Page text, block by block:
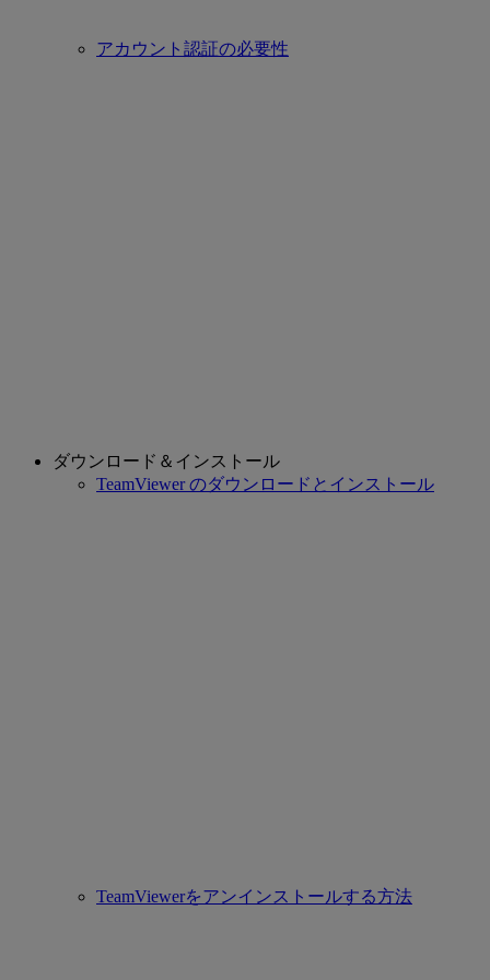
アカウント認証の必要性
ダウンロード＆インストール
TeamViewer のダウンロードとインストール
TeamViewerをアンインストールする方法